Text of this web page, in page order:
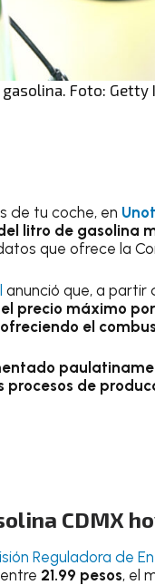
Foto: Getty
de tu coche, en
litro de gasolina
que ofrece la
anunció que, a partir
precio máximo
el
procesos de
CDMX
Reguladora de
21.99 pesos, el